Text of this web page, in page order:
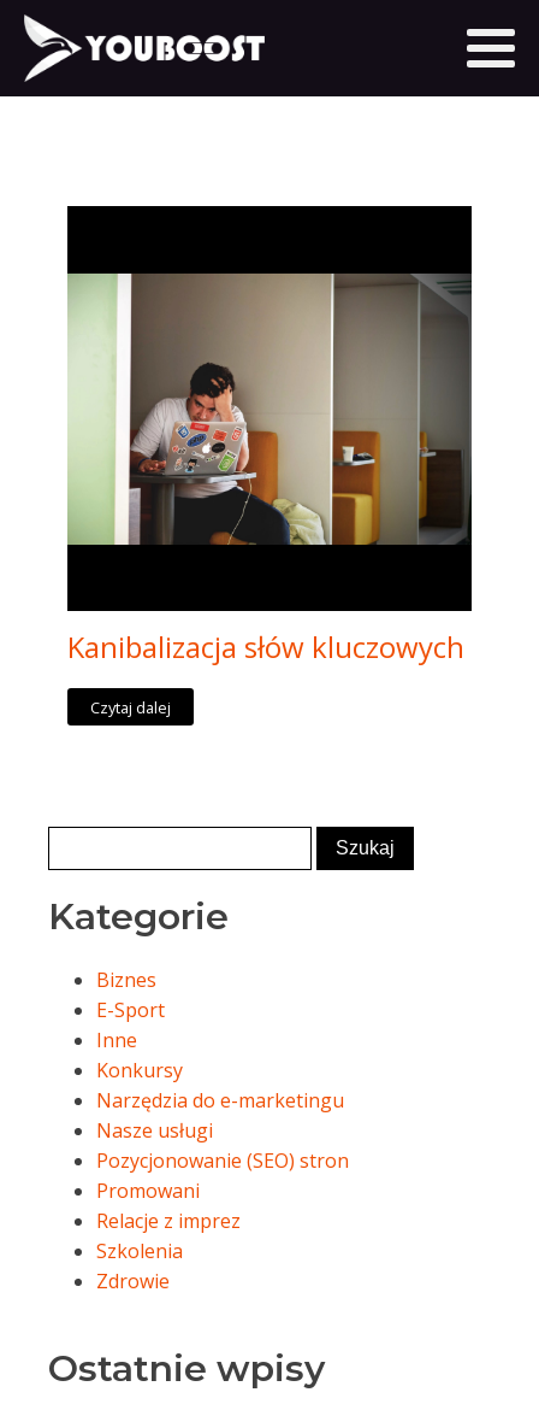
Kanibalizacja słów kluczowych
Czytaj dalej
Kategorie
Biznes
E-Sport
Inne
Konkursy
Narzędzia do e-marketingu
Nasze usługi
Pozycjonowanie (SEO) stron
Promowani
Relacje z imprez
Szkolenia
Zdrowie
Ostatnie wpisy